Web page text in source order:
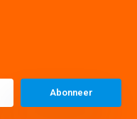
Abonneer